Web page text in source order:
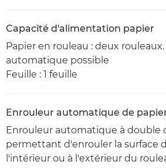
Capacité d'alimentation papier
Papier en rouleau : deux
automatique possible
Feuille : 1 feuille
Enrouleur automatique de
Enrouleur automatique à double
permettant d'enrouler la surface
l'intérieur ou à l'extérieur du